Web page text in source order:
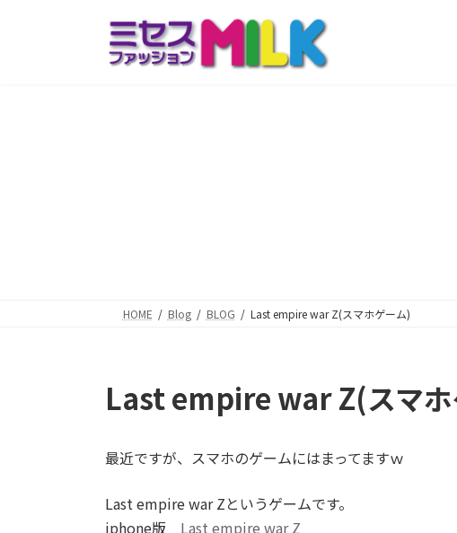
HOME Blog BLOG Last empire war Z(スマホゲーム)
Last empire war Z(スマホ
最近ですが、スマホのゲームにはまってますｗ
Last empire war Zというゲームです。
iphone版 Last empire war Z